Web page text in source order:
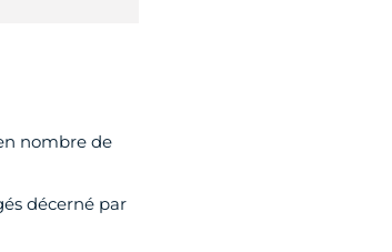
nombre de
décerné par